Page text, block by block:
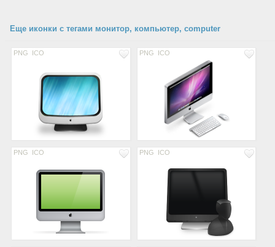
Еще иконки с тегами монитор, компьютер, computer
PNG ICO PNG ICO
PNG ICO PNG ICO